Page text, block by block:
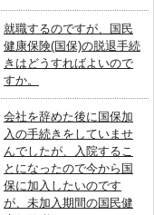
就職するのですが、国民
健康保険(国保)の脱退手続
きはどうすればよいので
すか。
会社を辞めた後に国保加
入の手続きをしていませ
んでしたが、入院するこ
とになったので今から国
保に加入したいのです
が、未加入期間の国民健